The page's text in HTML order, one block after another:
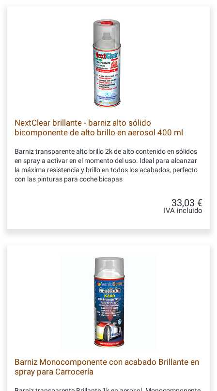
NextClear brillante - barniz alto sólido
bicomponente de alto brillo en aerosol 400 ml
Barniz transparente alto brillo 2k de alto contenido en sólidos
en spray a activar en el momento del uso. Ideal para alcanzar
la máxima resistencia y brillo en todos los acabados, perfecto
con las pinturas para coche bicapas
33,03 €
IVA incluido
Barniz Monocomponente con acabado Brillante en
spray para Carrocería